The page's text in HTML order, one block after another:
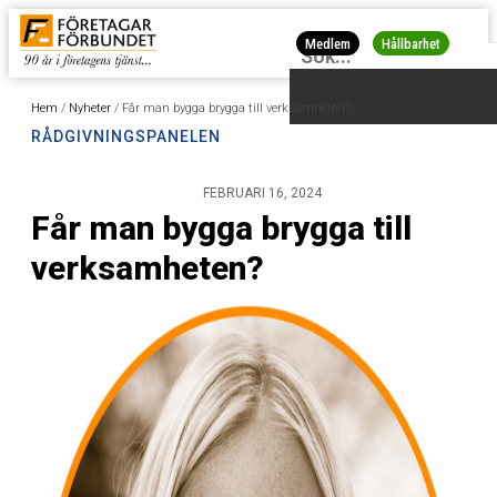
Medlem Hållbarhet
Hem / Nyheter / Får man bygga brygga till verksamheten?
RÅDGIVNINGSPANELEN
FEBRUARI 16, 2024
Får man bygga brygga till
verksamheten?